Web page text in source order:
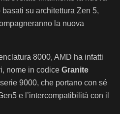
su architettura Zen 5,
la nuova
8000, AMD ha infatti
nome in codice Granite
9000, che portano con sé
e l’intercompatibilità con il